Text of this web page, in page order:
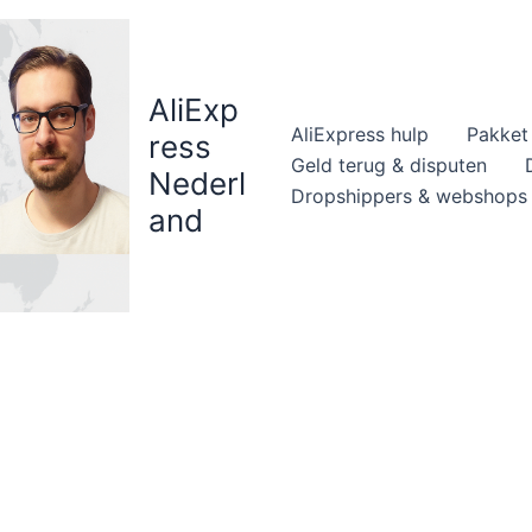
AliExp
ress
Nederl
and
AliExpress hulp
Geld terug & disputen
Dropshippers & webshops